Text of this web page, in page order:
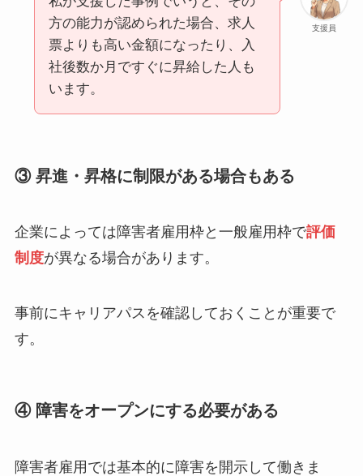
支援員
方の能力が認められた場合、求人
票よりも高い金額になったり、入
社後数か月ですぐに昇給した人も
います。
③ 昇進・昇格に制限がある場合もある
企業によっては障害者雇用枠と一般雇用枠で評価
制度が異なる場合があります。
事前にキャリアパスを確認しておくことが重要で
す。
④ 障害をオープンにする必要がある
障害者雇用では基本的に障害を開示して働きま